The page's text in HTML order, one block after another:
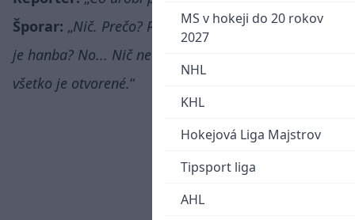
MS v hokeji do 20 rokov
2027
NHL
KHL
Hokejová Liga Majstrov
Tipsport liga
AHL
Šporar: Nič. Prečo? Prehrať proti Wolverhamptonu
je hanba? No... Nič neurobí. Máme ešte 3 zápasy,
všetko je otvorené.